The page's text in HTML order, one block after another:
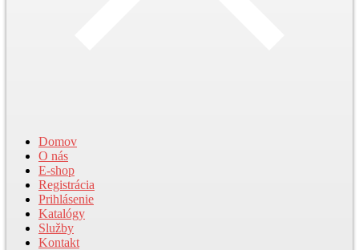
Domov
O nás
E-shop
Registrácia
Prihlásenie
Katalógy
Služby
Kontakt